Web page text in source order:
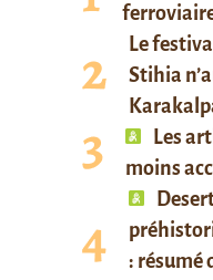
Le
Stihia
Les
moins
: résumé